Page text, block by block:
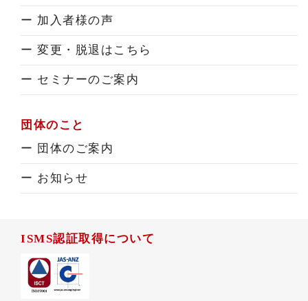
ー 加入者様の声
ー 変更・脱退はこちら
ー セミナーのご案内
団体のこと
ー 団体のご案内
ー お知らせ
ISMS認証取得について